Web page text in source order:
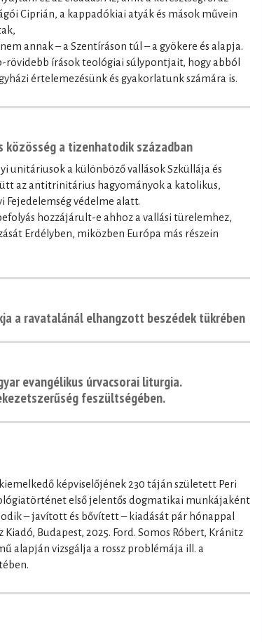
Ciprián, a kappadókiai atyák és mások művein
annak – a Szentíráson túl – a gyökere és alapja.
írások teológiai súlypontjait, hogy abból
értelemezésünk és gyakorlatunk számára is.
a tizenhatodik században
unitáriusok a különböző vallások Szküllája és
az antitrinitárius hagyományok a katolikus,
Fejedelemség védelme alatt.
hozzájárult-e ahhoz a vallási türelemhez,
Erdélyben, miközben Európa más részein
a ravatalánál elhangzott beszédek tükrében
evangélikus úrvacsorai liturgia.
feszültségében.
képviselőjének 230 táján született Peri
első jelentős dogmatikai munkájaként
– javított és bővített – kiadását pár hónappal
Budapest, 2025. Ford. Somos Róbert, Kránitz
alapján vizsgálja a rossz problémája ill. a